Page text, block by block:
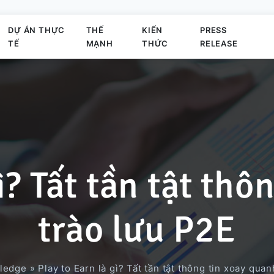
Thành viên chủ chốt
Phát triển trò chơi
Hệ thống quản lý đơn hàng
DỰ ÁN THỰC
TẾ
Dự án dùng công nghệ AI
THẾ
MẠNH
KIẾN
THỨC
PRESS
RELEASE
Tất tần tật
trào lưu P2E
» Play to Earn là gì? Tất tần tật thông tin xoay